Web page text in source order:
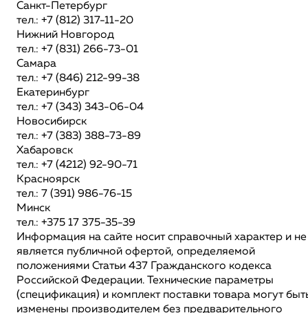
Санкт-Петербург
тел.: +7 (812) 317-11-20
Нижний Новгород
тел.: +7 (831) 266-73-01
Самара
тел.: +7 (846) 212-99-38
Екатеринбург
тел.: +7 (343) 343-06-04
Новосибирск
тел.: +7 (383) 388-73-89
Хабаровск
тел.: +7 (4212) 92-90-71
Красноярск
тел.: 7 (391) 986-76-15
Минск
тел.: +375 17 375-35-39
Информация на сайте носит справочный характер и не
является публичной офертой, определяемой
положениями Статьи 437 Гражданского кодекса
Российской Федерации. Технические параметры
(спецификация) и комплект поставки товара могут
изменены производителем без предварительного